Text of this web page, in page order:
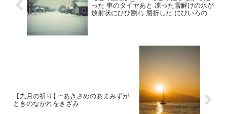
った 車のタイヤあと 凍った雪解けの氷が
放射状にひび割れ 屈折した にびいろの光
【九月の祈り】~あきさめのあまみずが
ときのながれをきざみ